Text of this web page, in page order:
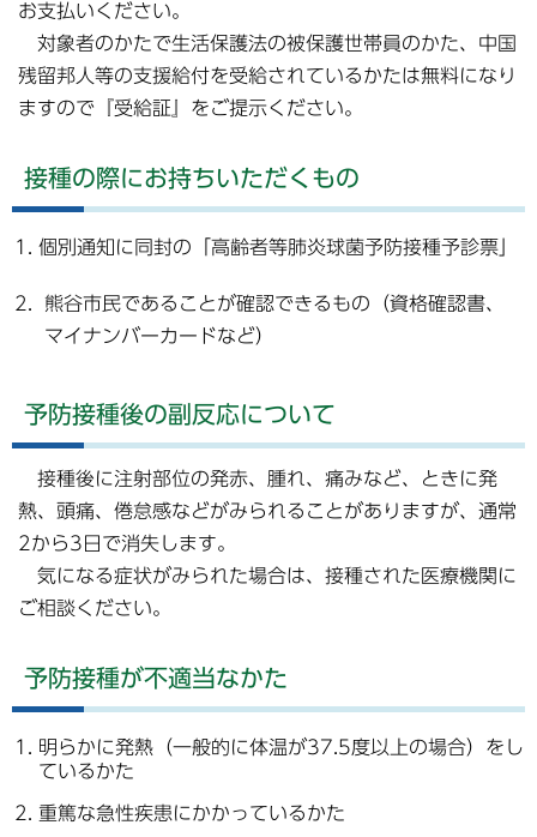
お支払いください。
対象者のかたで生活保護法の被保護世帯員のかた、中国
残留邦人等の支援給付を受給されているかたは無料になり
ますので『受給証』をご提示ください。
接種の際にお持ちいただくもの
個別通知に同封の「高齢者等肺炎球菌予防接種予診票」
熊谷市民であることが確認できるもの（資格確認書、
マイナンバーカードなど）
予防接種後の副反応について
接種後に注射部位の発赤、腫れ、痛みなど、ときに発
熱、頭痛、倦怠感などがみられることがありますが、通常
2から3日で消失します。
気になる症状がみられた場合は、接種された医療機関に
ご相談ください。
予防接種が不適当なかた
明らかに発熱（一般的に体温が37.5度以上の場合）をし
ているかた
重篤な急性疾患にかかっているかた